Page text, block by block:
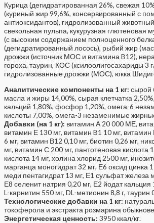
Курица (дегидратированная 26%, свежая
(куриный жир 99,6%, консервированный с
антиоксидантов), гидролизованный
свекольная пульпа, кукурузная глютеновая
(с высоким содержанием полноценного
(дегидратированный лосось), рыбий жир
дрожжи (источник МОС и витамина B12),
гороха, таурин, КОС (ксилоолигосахариды 3
гидролизованные дрожжи (МОС), юкка
Аналитические компоненты на 1 кг: сырой
масла и жиры 14,00%, сырая клетчатка
кальций 1,80%, фосфор 1,20%, омега-6
кислоты 7,00%, омега-3 незаменимые
Добавки (на 1 кг): витамин А 20 000 МЕ,
витамин Е 130 мг, витамин B1 10 мг,
6 мг, витамин В12 0,10 мг, биотин 0,26 мг,
мг, витамин С 200 мг, пантотеновая кислота
кислота 14 мг, холина хлорид 2500 мг,
марганца моногидрат 32 мг, Е6 оксид цинка
меди пентагидрат 13 мг, Е1 сульфат железа
Е8 селенит натрия 0,20 мг, Е2 йодат кальция
L-карнитин 550 мг, DL-метионин 8,8 г, таурин
Технологические добавки на 1 кг:
токоферола и экстракта розмарина
Энергетическая ценность: 3950 ккал/кг.